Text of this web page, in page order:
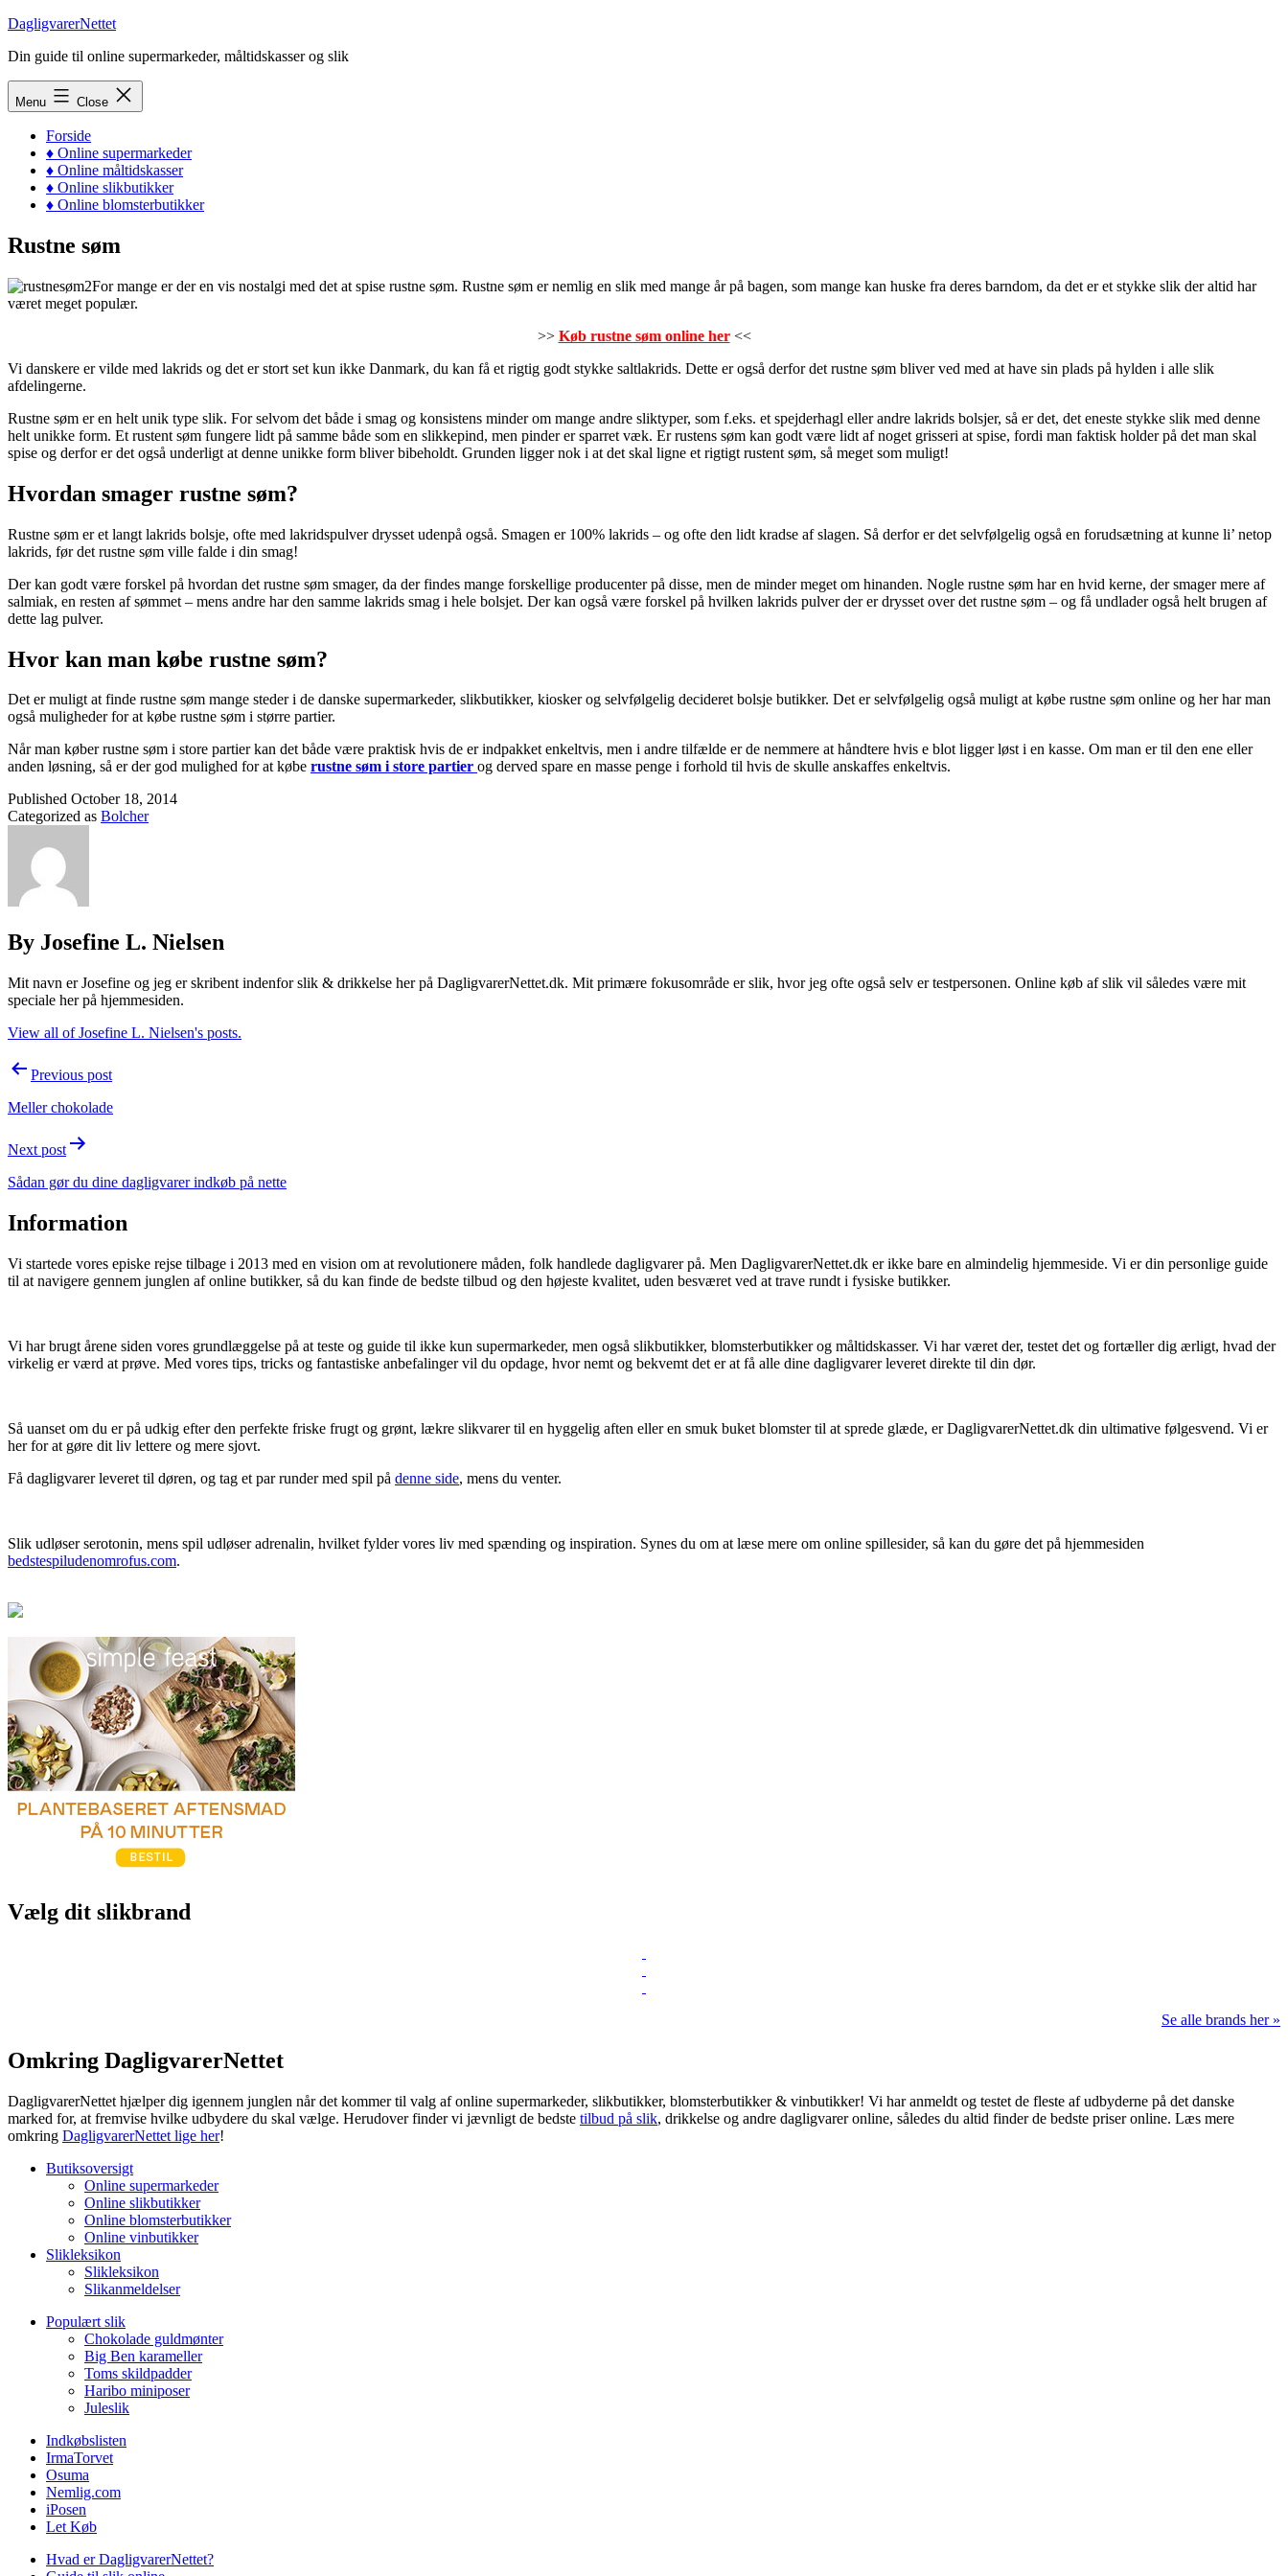
Skip
content
DagligvarerNettet
Din guide til online supermarkeder, måltidskasser og slik
Menu Close
Forside
♦ Online supermarkeder
♦ Online måltidskasser
♦ Online slikbutikker
♦ Online blomsterbutikker
Rustne søm
For mange er der en vis nostalgi med det at spise rustne søm. Rustne søm er nemlig en slik med mange år på bagen, som mange kan huske fra deres barndom, da det er et stykke slik der altid har
været meget populær.
>> Køb rustne søm online her<<
Vi danskere er vilde med lakrids og det er stort set kun ikke Danmark, du kan få et rigtig godt stykke saltlakrids. Dette er også derfor det rustne søm bliver ved med at have sin plads på hylden i alle slik
afdelingerne.
Rustne søm er en helt unik type slik. For selvom det både i smag og konsistens minder om mange andre sliktyper, som f.eks. et spejderhagl eller andre lakrids bolsjer, så er det, det eneste stykke slik med denne
helt unikke form. Et rustent søm fungere lidt på samme både som en slikkepind, men pinder er sparret væk. Er rustens søm kan godt være lidt af noget grisseri at spise, fordi man faktisk holder på det man skal
spise og derfor er det også underligt at denne unikke form bliver bibeholdt. Grunden ligger nok i at det skal ligne et rigtigt rustent søm, så meget som muligt!
Hvordan smager rustne søm?
Rustne søm er et langt lakrids bolsje, ofte med lakridspulver drysset udenpå også. Smagen er 100% lakrids – og ofte den lidt kradse af slagen. Så derfor er det selvfølgelig også en forudsætning at kunne li’ netop
lakrids, før det rustne søm ville falde i din smag!
Der kan godt være forskel på hvordan det rustne søm smager, da der findes mange forskellige producenter på disse, men de minder meget om hinanden. Nogle rustne søm har en hvid kerne, der smager mere af
salmiak, en resten af sømmet – mens andre har den samme lakrids smag i hele bolsjet. Der kan også være forskel på hvilken lakrids pulver der er drysset over det rustne søm – og få undlader også helt brugen af
dette lag pulver.
Hvor kan man købe rustne søm?
Det er muligt at finde rustne søm mange steder i de danske supermarkeder, slikbutikker, kiosker og selvfølgelig decideret bolsje butikker. Det er selvfølgelig også muligt at købe rustne søm online og her har man
også muligheder for at købe rustne søm i større partier.
Når man køber rustne søm i store partier kan det både være praktisk hvis de er indpakket enkeltvis, men i andre tilfælde er de nemmere at håndtere hvis e blot ligger løst i en kasse. Om man er til den ene eller
anden løsning, så er der god mulighed for at købe rustne søm i store partier og derved spare en masse penge i forhold til hvis de skulle anskaffes enkeltvis.
Published October 18, 2014
Categorized as Bolcher
By Josefine L. Nielsen
Mit navn er Josefine og jeg er skribent indenfor slik & drikkelse her på DagligvarerNettet.dk. Mit primære fokusområde er slik, hvor jeg ofte også selv er testpersonen. Online køb af slik vil således være mit
speciale her på hjemmesiden.
View all of Josefine L. Nielsen's posts.
PostPrevious post
Meller chokolade
Next post
Sådan gør du dine dagligvarer indkøb på nette
Information
Vi startede vores episke rejse tilbage i 2013 med en vision om at revolutionere måden, folk handlede dagligvarer på. Men DagligvarerNettet.dk er ikke bare en almindelig hjemmeside. Vi er din personlige guide
til at navigere gennem junglen af online butikker, så du kan finde de bedste tilbud og den højeste kvalitet, uden besværet ved at trave rundt i fysiske butikker.
Vi har brugt årene siden vores grundlæggelse på at teste og guide til ikke kun supermarkeder, men også slikbutikker, blomsterbutikker og måltidskasser. Vi har været der, testet det og fortæller dig ærligt, hvad der
virkelig er værd at prøve. Med vores tips, tricks og fantastiske anbefalinger vil du opdage, hvor nemt og bekvemt det er at få alle dine dagligvarer leveret direkte til din dør.
Så uanset om du er på udkig efter den perfekte friske frugt og grønt, lækre slikvarer til en hyggelig aften eller en smuk buket blomster til at sprede glæde, er DagligvarerNettet.dk din ultimative følgesvend. Vi er
her for at gøre dit liv lettere og mere sjovt.
Få dagligvarer leveret til døren, og tag et par runder med spil på denne side, mens du venter.
Slik udløser serotonin, mens spil udløser adrenalin, hvilket fylder vores liv med spænding og inspiration. Synes du om at læse mere om online spillesider, så kan du gøre det på hjemmesiden
bedstespiludenomrofus.com.
Vælg dit slikbrand
Se alle brands her »
Omkring DagligvarerNettet
DagligvarerNettet hjælper dig igennem junglen når det kommer til valg af online supermarkeder, slikbutikker, blomsterbutikker & vinbutikker! Vi har anmeldt og testet de fleste af udbyderne på det danske
marked for, at fremvise hvilke udbydere du skal vælge. Herudover finder vi jævnligt de bedste tilbud på slik, drikkelse og andre dagligvarer online, således du altid finder de bedste priser online. Læs mere
omkring DagligvarerNettet lige her!
Butiksoversigt
Online supermarkeder
Online slikbutikker
Online blomsterbutikker
Online vinbutikker
Slikleksikon
Slikleksikon
Slikanmeldelser
Populært slik
Chokolade guldmønter
Big Ben karameller
Toms skildpadder
Haribo miniposer
Juleslik
Indkøbslisten
IrmaTorvet
Osuma
Nemlig.com
iPosen
Let Køb
Hvad er DagligvarerNettet?